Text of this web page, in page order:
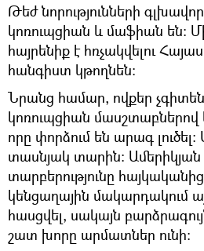
Թեժ նորությունների
կոռուպցիան և մաֆիան են։
հայրենիք է հռչակվելու
հանգիստ կթողնեն։
Նրանց համար, ովքեր
կոռուպցիան մասշտաբներով
որը փորձում են արագ
տասնյակ տարին։ Ամերիկյան
տարբերությունը
կենցաղային մակարդակում
հասցվել, սակայն
շատ խորը արմատներ ունի։